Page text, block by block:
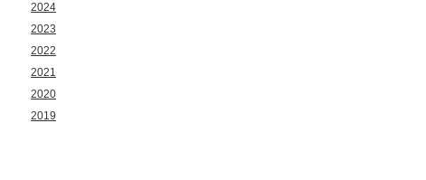
2024
2023
2022
2021
2020
2019